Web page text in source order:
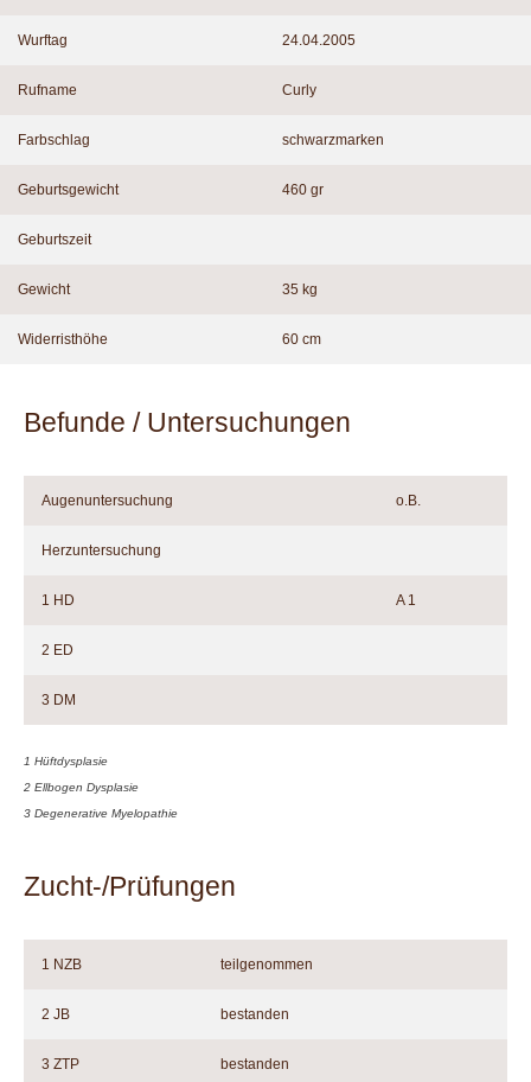
Wurftag 24.04.2005
Rufname Curly
Farbschlag schwarzmarken
Geburtsgewicht 460 gr
Geburtszeit
Gewicht 35 kg
Widerristhöhe 60 cm
Befunde / Untersuchungen
Augenuntersuchung o.B.
Herzuntersuchung
1 HD A 1
2 ED
3 DM
1 Hüftdysplasie
2 Ellbogen Dysplasie
3 Degenerative Myelopathie
Zucht-/Prüfungen
1 NZB teilgenommen
2 JB bestanden
3 ZTP bestanden